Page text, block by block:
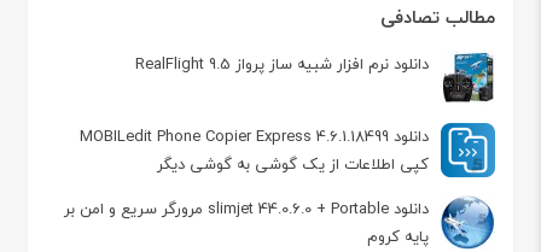
مطالب تصادفی
دانلود نرم افزار شبیه ساز پرواز RealFlight 9.5
دانلود MOBILedit Phone Copier Express 4.6.1.18499
کپی اطلاعات از یک گوشی به گوشی دیگر
دانلود slimjet 44.0.6.0 + Portable مرورگر سریع و امن بر
پایه کروم